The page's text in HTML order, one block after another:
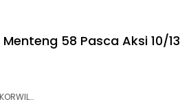
58 Pasca Aksi 10/13